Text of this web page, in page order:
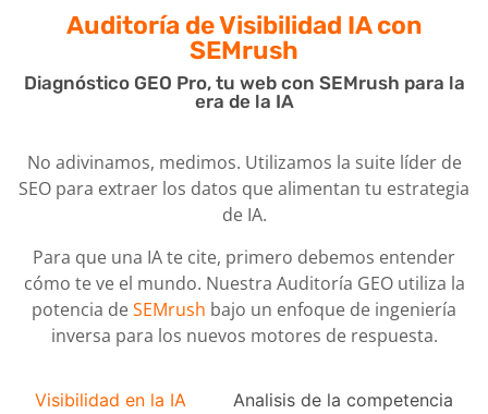
Auditoría de Visibilidad IAcon
SEMrush
Diagnóstico GEO Pro, tu web con SEMrush para la
era de la IA
No adivinamos, medimos. Utilizamos la suite líder de
SEO para extraer los datos que alimentan tu estrategia
de IA.
Para que una IA te cite, primero debemos entender
cómo te ve el mundo. Nuestra Auditoría GEO utiliza la
potencia deSEMrush bajo un enfoque de ingeniería
inversa para los nuevos motores de respuesta.
Visibilidad en la IA Analisis de la competencia